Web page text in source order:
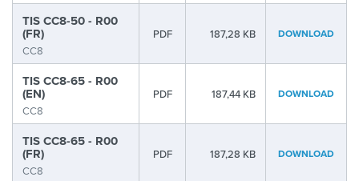
TIS CC8-50 - R00
(FR)
CC8
PDF 187,28 KB DOWNLOAD
TIS CC8-65 - R00
(EN)
CC8
PDF 187,44 KB DOWNLOAD
TIS CC8-65 - R00
(FR)
CC8
PDF 187,28 KB DOWNLOAD